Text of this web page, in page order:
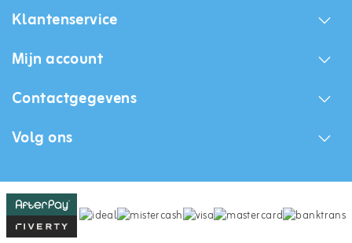
Klantenservice
Mijn account
Contactgegevens
Volg ons